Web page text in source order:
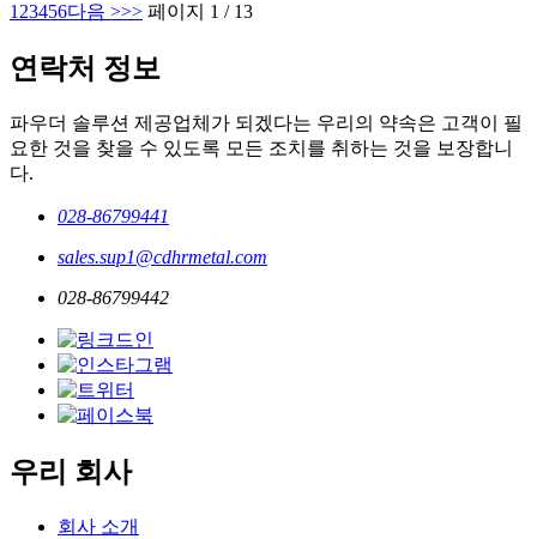
1 23456다음 >>> 페이지 1 / 13
연락처 정보
파우더 솔루션 제공업체가 되겠다는 우리의 약속은 고객이 필
요한 것을 찾을 수 있도록 모든 조치를 취하는 것을 보장합니
다.
028-86799441
sales.sup1@cdhrmetal.com
028-86799442
우리 회사
회사 소개